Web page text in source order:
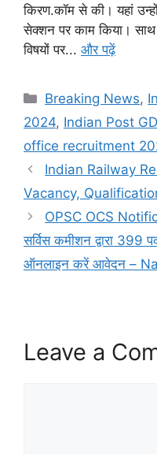
किरण.कॉम से की। यहां
सेक्शन पर काम किया।
विषयों पर... और पढ़ें
Categories
Breaking News,
2024, Indian Post
office recruitment
Indian Railway
Vacancy,
OPSC OCS
सर्विस कमीशन द्वारा 399
ऑनलाइन करें आवेदन –
Leave a